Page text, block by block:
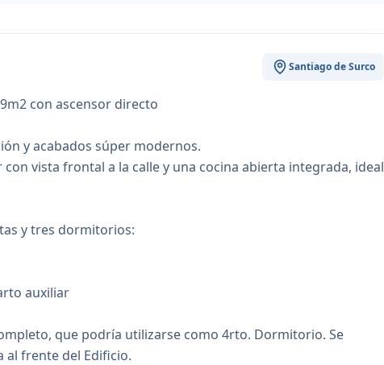
Santiago de Surco
con ascensor directo
y acabados súper modernos.
vista frontal a la calle y una cocina abierta integrada, ideal
y tres dormitorios:
auxiliar
que podría utilizarse como 4rto. Dormitorio. Se
al frente del Edificio.